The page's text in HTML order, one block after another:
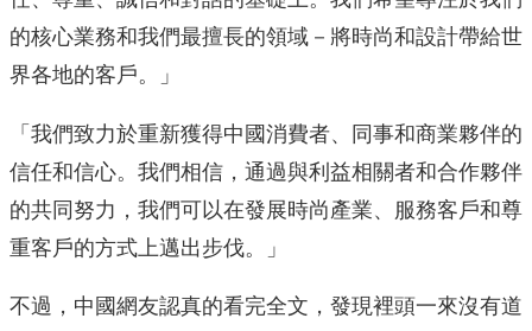
的核心業務和我們最擅長的領域－將時尚和設計帶給世
界各地的客戶。」
「我們致力於重新獲得中國消費者、同事和商業夥伴的
信任和信心。我們相信，通過與利益相關者和合作夥伴
的共同努力，我們可以在發展時尚產業、服務客戶和尊
重客戶的方式上邁出步伐。」
不過，中國網友認真的看完全文，發現裡頭一來沒有道